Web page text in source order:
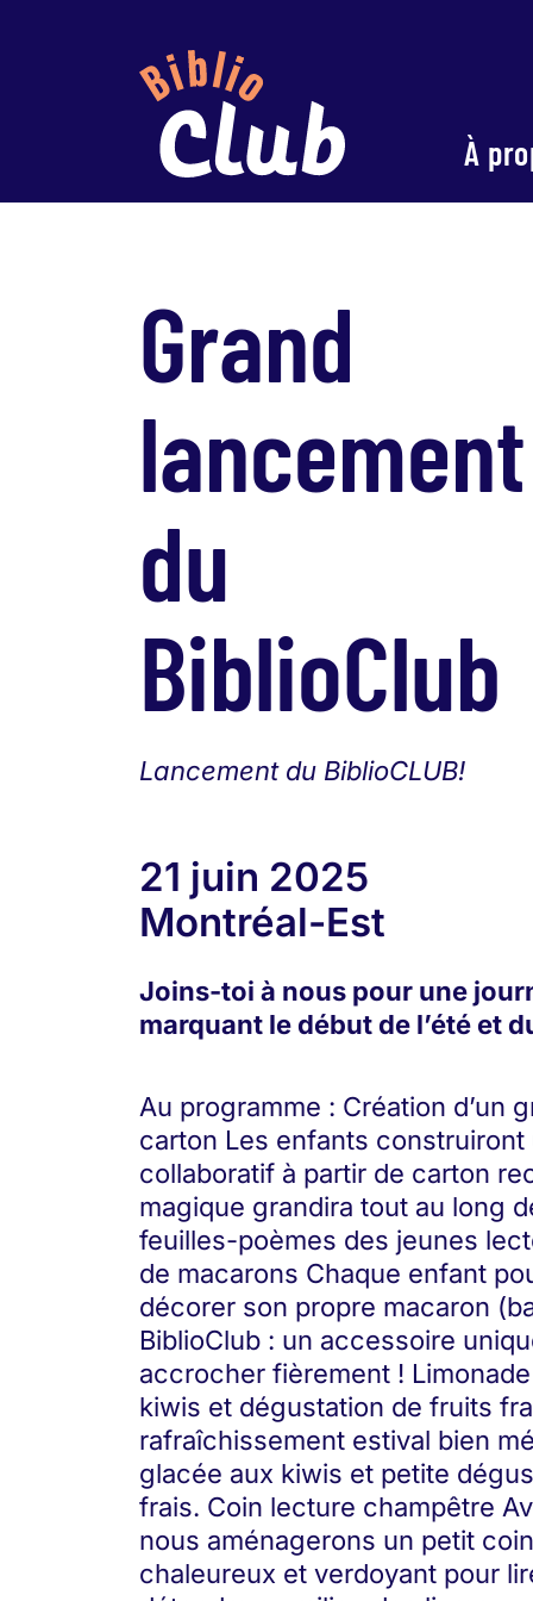
À
Grand
lancement
du
BiblioClub
Lancement du BiblioCLUB!
21 juin 2025
Montréal-Est
Joins-toi à nous pour une
marquant le début de l’été et
Au programme : Création d’un
carton Les enfants construiront
collaboratif à partir de carton
magique grandira tout au long
feuilles-poèmes des jeunes
de macarons Chaque enfant
décorer son propre macaron
BiblioClub : un accessoire
accrocher fièrement !
kiwis et dégustation de fruits
rafraîchissement estival bien
glacée aux kiwis et petite
frais. Coin lecture champêtre
nous aménagerons un petit
chaleureux et verdoyant pour